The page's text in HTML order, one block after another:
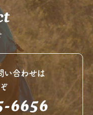
い合わせは
6656